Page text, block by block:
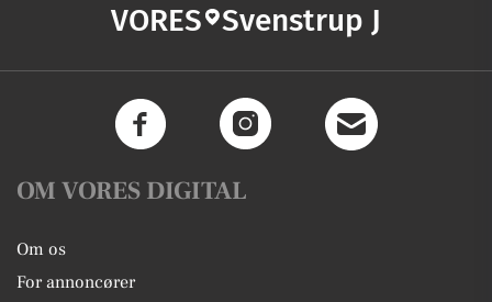
VORES Svenstrup J
OM VORES DIGITAL
Om os
For annoncører